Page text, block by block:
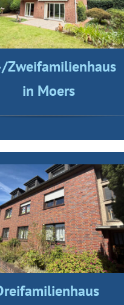
Zweifamilienhaus
in Moers